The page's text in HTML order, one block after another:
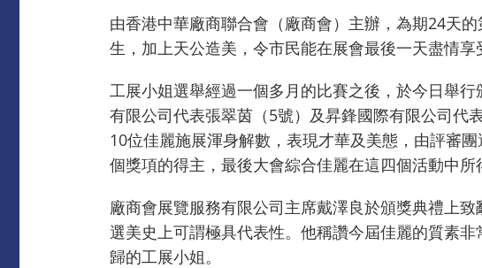
由香港中華廠商聯合會（廠商會）主辦，為期24天
生，加上天公造美，令市民能在展會最後一天盡情享
工展小姐選舉經過一個多月的比賽之後，於今日舉
有限公司代表張翠茵（5號）及昇鋒國際有限公司代
10位佳麗施展渾身解數，表現才華及美態，由評審
個獎項的得主，最後大會綜合佳麗在這四個活動中
廠商會展覽服務有限公司主席戴澤良於頒獎典禮上
選美史上可謂極具代表性。他稱讚今屆佳麗的質素
歸的工展小姐。